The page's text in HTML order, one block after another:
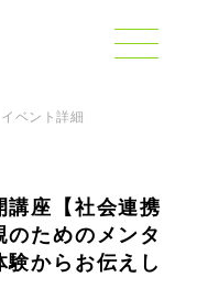
イベント詳細
座【社会連携
ためのメンタ
からお伝えし